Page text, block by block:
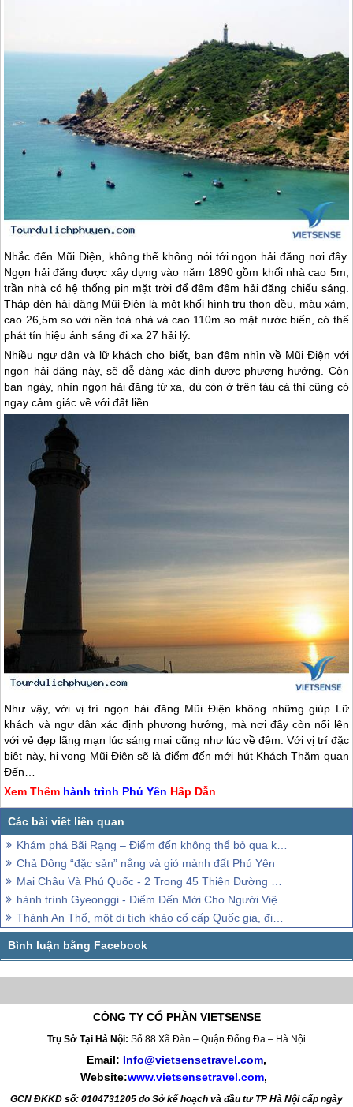
Nhắc đến Mũi Điện, không thể không nói tới ngọn hải đăng nơi đây.
Ngọn hải đăng được xây dựng vào năm 1890 gồm khối nhà cao 5m,
trần nhà có hệ thống pin mặt trời để đêm đêm hải đăng chiếu sáng.
Tháp đèn hải đăng Mũi Điện là một khối hình trụ thon đều, màu xám,
cao 26,5m so với nền toà nhà và cao 110m so mặt nước biển, có thể
phát tín hiệu ánh sáng đi xa 27 hải lý.
Nhiều ngư dân và lữ khách cho biết, ban đêm nhìn về Mũi Điện với
ngọn hải đăng này, sẽ dễ dàng xác định được phương hướng. Còn
ban ngày, nhìn ngọn hải đăng từ xa, dù còn ở trên tàu cá thì cũng có
ngay cảm giác về với đất liền.
Như vậy, với vị trí ngọn hải đăng Mũi Điện không những giúp Lữ
khách và ngư dân xác định phương hướng, mà nơi đây còn nổi lên
với vẻ đẹp lãng mạn lúc sáng mai cũng như lúc về đêm. Với vị trí đặc
biệt này, hi vọng Mũi Điện sẽ là điểm đến mới hút Khách Thăm quan
Đến…
Xem Thêm hành trình Phú Yên Hấp Dẫn
Khám phá Bãi Rạng – Điểm đến không thể bỏ qua khi đến Đà Nẵng
Chả Dông “đặc sản” nắng và gió mảnh đất Phú Yên
Mai Châu Và Phú Quốc - 2 Trong 45 Thiên Đường Đáng hành trình Nhất Thế Giới
hành trình Gyeonggi - Điểm Đến Mới Cho Người Việt Yêu Hàn Quốc
Thành An Thổ, một di tích khảo cổ cấp Quốc gia, điểm đến tháng 8, 2018 này
CÔNG TY CỔ PHẦN VIETSENSE
Trụ Sở Tại Hà Nội: Số 88 Xã Đàn – Quận Đống Đa – Hà Nội
Email: Info@vietsensetravel.com,
Website:www.vietsensetravel.com,
GCN ĐKKD số: 0104731205 do Sở kế hoạch và đầu tư TP Hà Nội cấp ngày